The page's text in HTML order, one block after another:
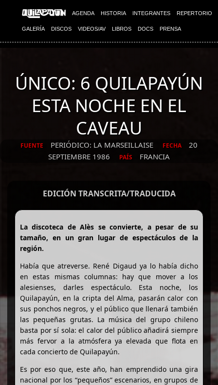
AGENDA HISTORIA INTEGRANTES REPERTORIO
GALERÍA DISCOS VIDEOS/AV LIBROS DOCS PRENSA
ÚNICO: 6 QUILAPAYÚN
ESTA NOCHE EN EL
CAVEAU
FUENTE PERIÓDICO: LA MARSEILLAISE FECHA
20
SEPTIEMBRE 1986
PAÍS FRANCIA
EDICIÓN TRANSCRITA/TRADUCIDA
La discoteca de Alès se convierte, a pesar de su
tamaño, en un gran lugar de espectáculos de la
región.
Había que atreverse. René Digaud ya lo había dicho
en estas mismas columnas: hay que mover a los
alesienses, darles espectáculo. Esta noche, los
Quilapayún, en la cripta del Alma, pasarán calor con
sus ponchos negros, y el público que llenará también
las pequeñas grutas. La música del grupo chileno
basta por sí sola: el calor del público añadirá siempre
más fervor a la atmósfera ya elevada que flota en
cada concierto de Quilapayún.
Es por eso que, este año, han emprendido una gira
nacional por los “pequeños” escenarios, en grupos de